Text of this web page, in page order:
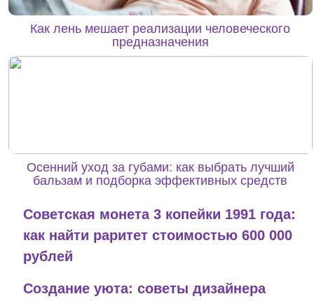
Как лень мешает реализации человеческого
предназначения
Осенний уход за губами: как выбрать лучший
бальзам и подборка эффективных средств
Советская монета 3 копейки 1991 года:
как найти раритет стоимостью 600 000
рублей
Создание уюта: советы дизайнера